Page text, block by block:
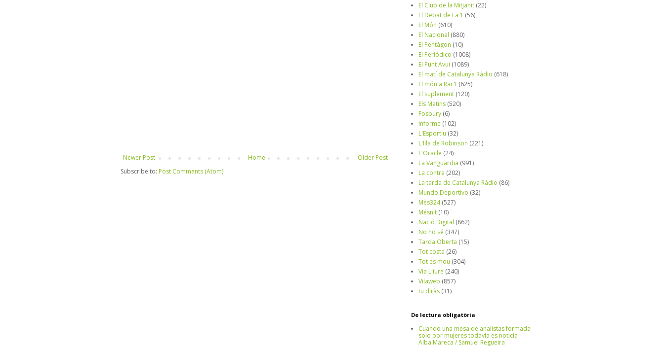
Newer Post Older Post
Home
Subscribe to: Post Comments (Atom)
El Club de la Mitjanit (22)
El Debat de La 1 (56)
El Món (610)
El Nacional (880)
El Pentàgon (10)
El Periódico (1008)
El Punt Avui (1089)
El matí de Catalunya Ràdio (618)
El món a Rac1 (625)
El suplement (120)
Els Matins (520)
Fosbury (6)
Informe (102)
L'Esportiu (32)
L'Illa de Robinson (221)
L'Oracle (24)
La Vanguardia (991)
La contra (202)
La tarda de Catalunya Ràdio (86)
Mundo Deportivo (32)
Més324 (527)
Mésnit (10)
Nació Digital (862)
No ho sé (347)
Tarda Oberta (15)
Tot costa (26)
Tot es mou (304)
Via Lliure (240)
Vilaweb (857)
tu diràs (31)
De lectura obligatòria
Cuando una mesa de analistas formada
solo por mujeres todavía es noticia -
Alba Mareca / Samuel Regueira